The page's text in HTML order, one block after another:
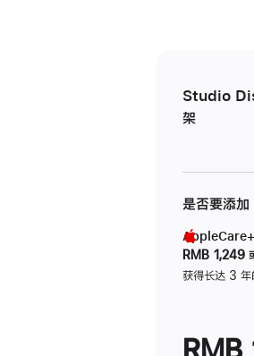
Studio
架
是否要添
RMB 1,249
获得长达 3 年